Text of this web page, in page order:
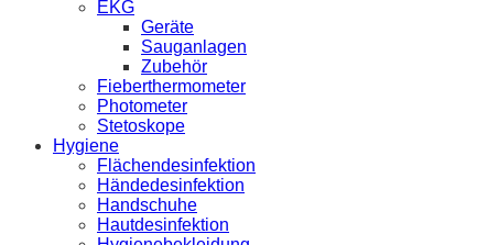
EKG
Geräte
Sauganlagen
Zubehör
Fieberthermometer
Photometer
Stetoskope
Hygiene
Flächendesinfektion
Händedesinfektion
Handschuhe
Hautdesinfektion